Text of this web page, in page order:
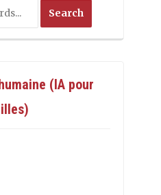
(IA pour